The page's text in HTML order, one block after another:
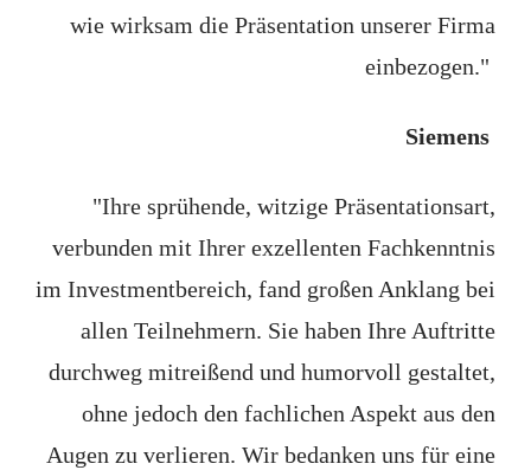
wie wirksam die Präsentation unserer Firma
einbezogen."
Siemens
"Ihre sprühende, witzige Präsentationsart,
verbunden mit Ihrer exzellenten Fachkenntnis
im Investmentbereich, fand großen Anklang bei
allen Teilnehmern. Sie haben Ihre Auftritte
durchweg mitreißend und humorvoll gestaltet,
ohne jedoch den fachlichen Aspekt aus den
Augen zu verlieren. Wir bedanken uns für eine